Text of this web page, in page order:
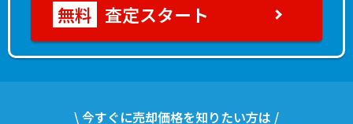
査定スタート
\ 今すぐに売却価格を知りたい方は /